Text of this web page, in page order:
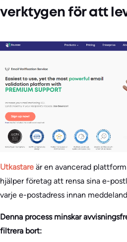
verktygen för att
Utkastare är en avancerad
hjälper företag att rensa sina e-
varje e-postadress innan
Denna process minskar
filtrera bort: